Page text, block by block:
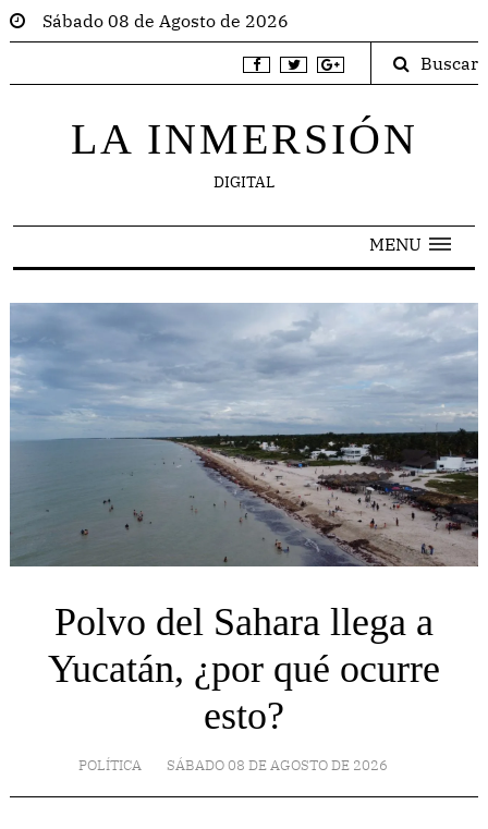
Sábado 08 de Agosto de 2026
Buscar
LA INMERSIÓN
DIGITAL
MENU
Polvo del Sahara llega a
Yucatán, ¿por qué ocurre
esto?
POLÍTICA SÁBADO 08 DE AGOSTO DE 2026